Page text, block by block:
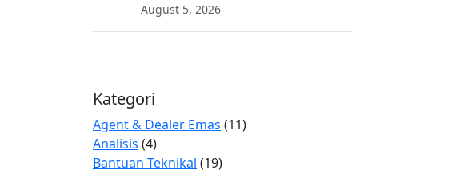
August 5, 2026
Kategori
Agent & Dealer Emas (11)
Analisis (4)
Bantuan Teknikal (19)